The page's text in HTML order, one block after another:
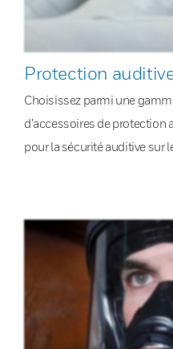
Protection
Choisissez parmi une
d’accessoires de
pour la sécurité auditive sur